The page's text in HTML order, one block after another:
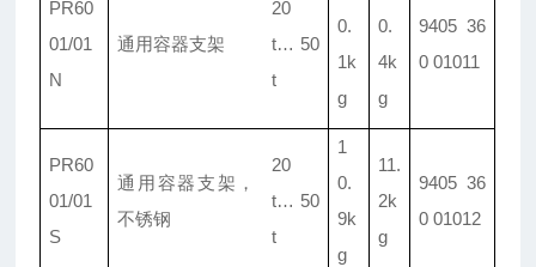
PR60
01/01
N
通用容器支架
20
t… 50
t
0.
1k
g
0.
4k
g
9405 36
0 01011
PR60
01/01
S
通用容器支架，
不锈钢
20
t… 50
t
1
0.
9k
g
11.
2k
g
9405 36
0 01012